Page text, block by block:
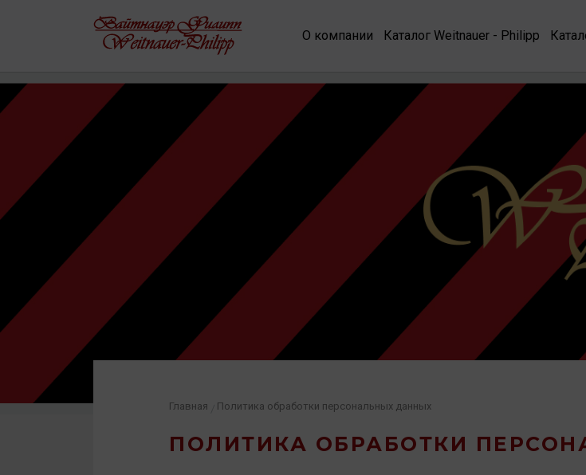
О компании Каталог Weitnauer - Philipp
ПОЛИТИКА ОБРАБОТКИ
Главная Политика обработки персональных данных